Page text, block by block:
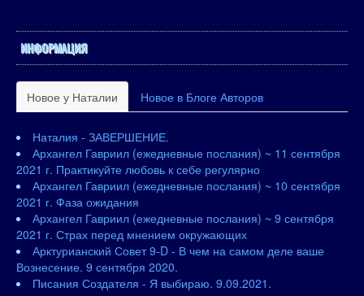
ИНФОРМАЦИЯ
Новое у Наталии Новое в Блоге Авторов
Наталия - ЗАВЕРШЕНИЕ.
Архангел Гавриил (ежедневные послания) ~ 11 сентября
2021 г. Практикуйте любовь к себе регулярно
Архангел Гавриил (ежедневные послания) ~ 10 сентября
2021 г. Фаза ожидания
Архангел Гавриил (ежедневные послания) ~ 9 сентября
2021 г. Страх перед мнением окружающих
Арктурианский Совет 9-D - В чем на самом деле ваше
Вознесение. 9 сентября 2020.
Писания Создателя - Я выбираю. 9.09.2021.